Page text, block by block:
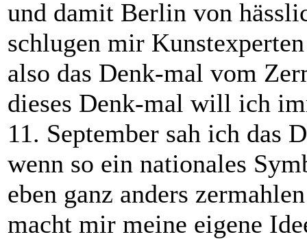
und damit Berlin von
schlugen mir
also das Denk-mal vom
dieses Denk-mal will ich
11. September sah ich das
wenn so ein nationales
eben ganz anders
macht mir meine eigene